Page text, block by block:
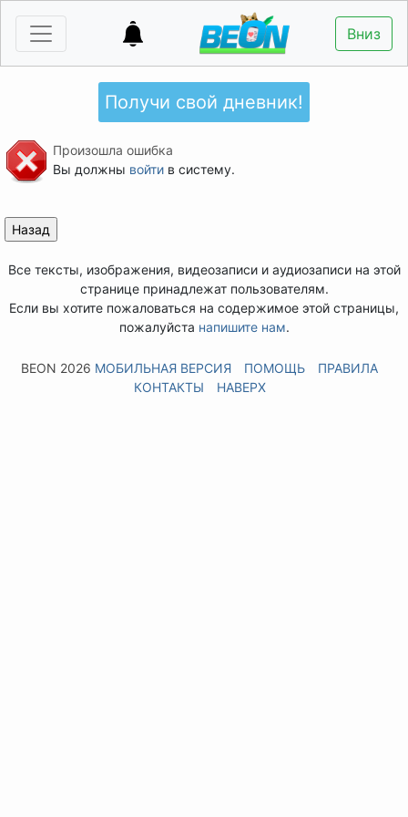
Вниз
Получи свой дневник!
Произошла ошибка
Вы должны войтив систему.
Все тексты, изображения, видеозаписи и аудиозаписи на этой
странице принадлежат пользователям.
Если вы хотите пожаловаться на содержимое этой страницы,
пожалуйста напишите нам.
BEON 2026 МОБИЛЬНАЯ ВЕРСИЯ ПОМОЩЬ
ПРАВИЛА
КОНТАКТЫ
НАВЕРХ